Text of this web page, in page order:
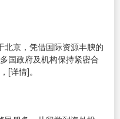
北京，凭借国际资源丰腴的
国政府及机构保持紧密合
[详情]。